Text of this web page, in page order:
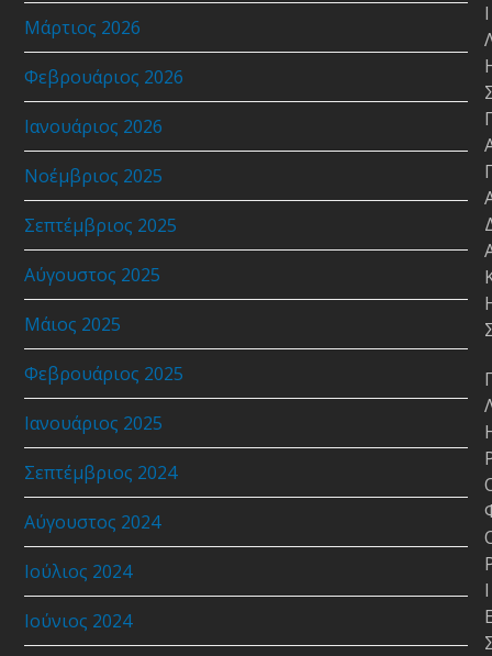
Μάρτιος 2026
Φεβρουάριος 2026
Ιανουάριος 2026
Νοέμβριος 2025
Σεπτέμβριος 2025
Αύγουστος 2025
Μάιος 2025
Φεβρουάριος 2025
Ιανουάριος 2025
Σεπτέμβριος 2024
Αύγουστος 2024
Ιούλιος 2024
Ιούνιος 2024
Ι
Ι